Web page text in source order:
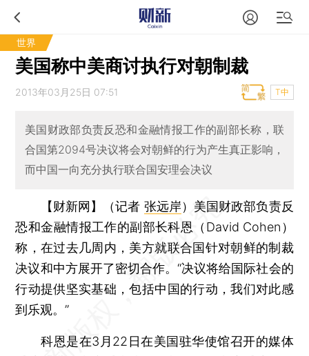
世界
美国称中美商讨执行对朝制裁
2013年03月25日 07:51 T中
美国财政部负责反恐和金融情报工作的副部长称，联
合国第2094号决议将会对朝鲜的行为产生真正影响，
而中国一向充分执行联合国安理会决议
【财新网】（记者 张远岸） 美国财政部负责反
恐和金融情报工作的副部长科恩（David Cohen）
称，在过去几周内，美方就联合国针对朝鲜的制裁
决议和中方展开了密切合作。“决议将给国际社会的
行动提供坚实基础，包括中国的行动，我们对此感
到乐观。”
科恩是在3月22日在美国驻华使馆召开的媒体